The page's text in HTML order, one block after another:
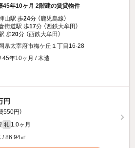
45年10ヶ月 2階建の賃貸物件
山駅 歩24分 （鹿児島線）
街道駅 歩17分 （西鉄大牟田）
歩20分 （西鉄大牟田）
県太宰府市梅ケ丘１丁目16-28
45年10ヶ月 / 木造
円
550円）
礼 1.0ヶ月
/ 86.94㎡